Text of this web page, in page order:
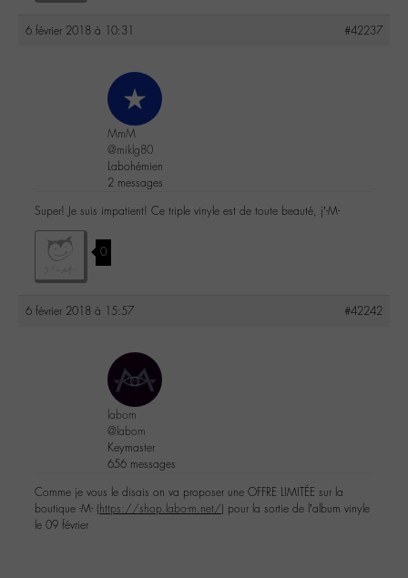
6 février 2018 à 10:31 #42237
MmM
@miklg80
Labohémien
2 messages
Super! Je suis impatient! Ce triple vinyle est de toute beauté, j’-M-
0
6 février 2018 à 15:57 #42242
labom
@labom
Keymaster
656 messages
Comme je vous le disais on va proposer une OFFRE LIMITÉE sur la
boutique -M- (https://shop.labo-m.net/) pour la sortie de l’album vinyle
le 09 février